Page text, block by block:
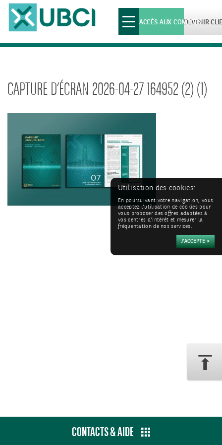
Toggle
navigationDEVENIR
ACCÈS AUX COMPTES
CAPTURE D’ÉCRAN 2026-04-27 164952 (2) (1)
CONTACTS & AIDE
Utilisation des cookies:
En poursuivant votre navigation, vous
acceptez l'utilisation de cookies pour
vous proposer des offres adaptées à
vos centres d'intérêt et mesurer la
fréquentation de nos services.